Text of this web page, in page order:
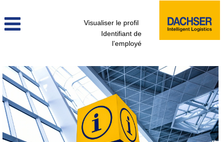
Visualiser le profil
Identifiant de
l’employé